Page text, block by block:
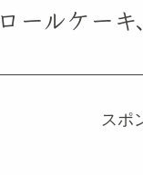
ールケー
スポ